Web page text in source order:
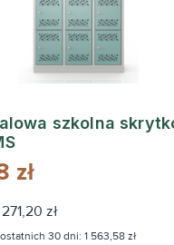
szkolna
zł
zł
30 dni: 1 563,58 zł